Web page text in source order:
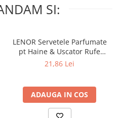
SI:
LENOR Servetele Parfumate
pt Haine & Uscator Rufe
SPRING AWAKENING 34 buc
21,86 Lei
ADAUGA IN COS